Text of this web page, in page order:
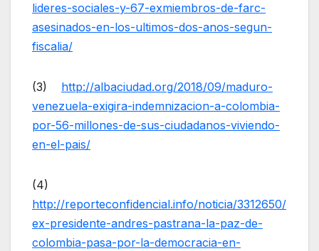
lideres-sociales-y-67-exmiembros-de-farc-
asesinados-en-los-ultimos-dos-anos-segun-
fiscalia/
(3) http://albaciudad.org/2018/09/maduro-
venezuela-exigira-indemnizacion-a-colombia-
por-56-millones-de-sus-ciudadanos-viviendo-
en-el-pais/
(4)
http://reporteconfidencial.info/noticia/3312650/
ex-presidente-andres-pastrana-la-paz-de-
colombia-pasa-por-la-democracia-en-